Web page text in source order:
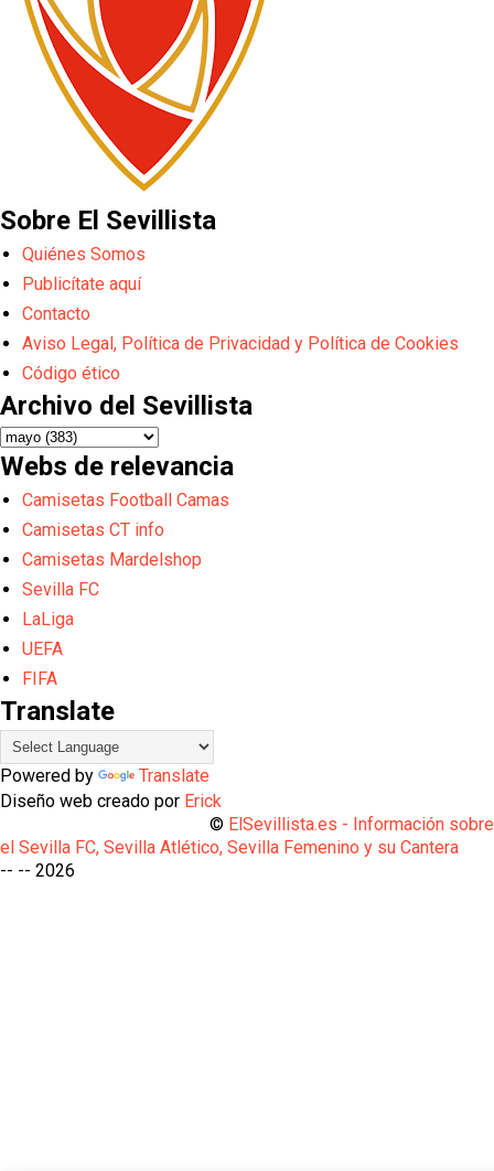
Sobre El Sevillista
Quiénes Somos
Publicítate aquí
Contacto
Aviso Legal, Política de Privacidad y Política de Cookies
Código ético
Archivo del Sevillista
Webs de relevancia
Camisetas Football Camas
Camisetas CT info
Camisetas Mardelshop
Sevilla FC
LaLiga
UEFA
FIFA
Translate
Powered by
Translate
Diseño web creado por Erick
© ElSevillista.es - Información sobre
el Sevilla FC, Sevilla Atlético, Sevilla Femenino y su Cantera
-- -- 2026